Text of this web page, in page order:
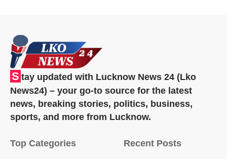
S tay updated with Lucknow News 24 (Lko
News24) – your go-to source for the latest
news, breaking stories, politics, business,
sports, and more from Lucknow.
Top Categories Recent Posts